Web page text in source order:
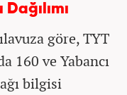
göre, TYT
160 ve Yabancı
bilgisi